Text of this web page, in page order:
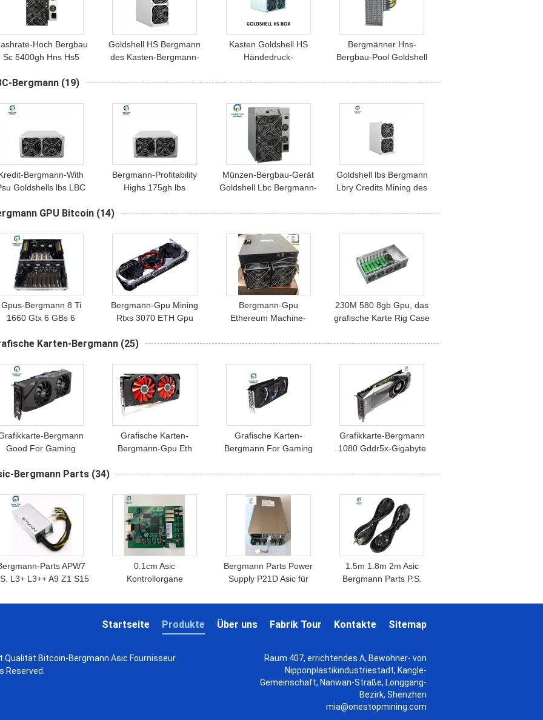
Hoch Bergbau
Sc 5400gh Hns Hs5
Bergmann-2700gh
Goldshell HS Bergmann
des Kasten-Bergmann-
Asic
Kasten Goldshell HS
Händedruck-
Hns-Bergmann-235gh/S
Bergmänner Hns-
Bergbau-Pool Goldshell
2.7h/S 5.4Th/S Blake2b
Bergmann (19)
Bergmann-With
Goldshells lbs LBC
Bergmann-Profitability
Highs 175gh lbs
Kasten Lbry-Bergbau-
Münzen-Bergbau-Gerät
Goldshell Lbc Bergmann-
162w Hashrate Lbry
Goldshell lbs Bergmann
Lbry Credits Mining des
175Gh/S Lbc Asic
GPU Bitcoin (14)
Gpus-Bergmann 8 Ti
1660 Gtx 6 GBs 6
Ethereum-Bergmann
Bergmann-Gpu Mining
Rtxs 3070 ETH Gpu
480M
Bergmann-Gpu
Ethereum Machine-
Pandaminer B7 Pro-
230M 580 8gb Gpu, das
grafische Karte Rig Case
Karten-Bergmann (25)
Bergmann
Good For Gaming
nicht Lhr
Grafische Karten-
Bergmann-Gpu Eth
Anlage Xfx Rx580 8gb
Grafische Karten-
Bergmann For Gaming
Xt 12g Rx 6700 Xt 16gb
Grafikkarte-Bergmann
1080 Gddr5x-Gigabyte
Ti-11gb
Bergmann Parts (34)
Parts APW7
L3+ L3++ A9 Z1 S15
Bitmain Asic
0.1cm Asic
Kontrollorgane
Boards L3 L3+ D3 A3
Bergmann Parts Power
Supply P21D Asic für
M21s M30s M31s
1.5m 1.8m 2m Asic
Bergmann Parts P.S.
Elektronik-Bergmann
Sitemap
Kontakte
Fabrik Tour
Über uns
Produkte
Startseite
Qualität Bitcoin-Bergmann Asic Fournisseur.
Reserved.
Raum 407, errichtendes A, Bewohner- von
Nipponplastikindustriestadt, Kangle-
Gemeinschaft, Nanwan-Straße, Longgang-
Bezirk, Shenzhen
mia@onestopmining.com